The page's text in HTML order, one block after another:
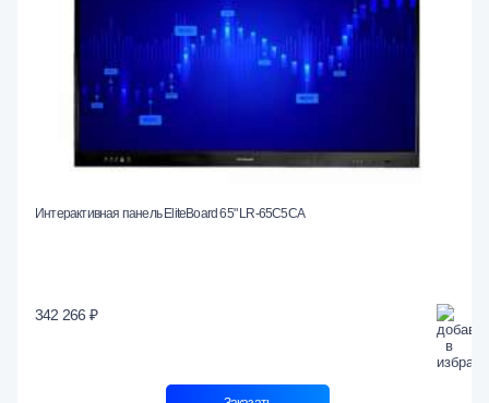
Интерактивная панель EliteBoard 65" LR-65С5СA
342 266 ₽